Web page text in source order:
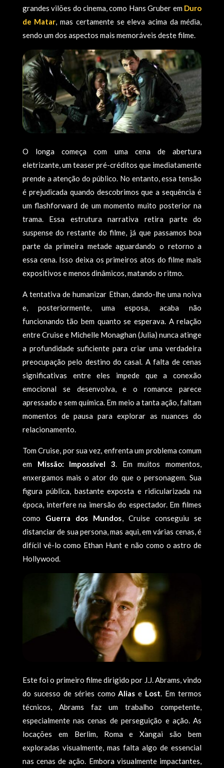
grandes vilões do cinema, como Hans Gruber em Duro
de Matar , mas certamente se eleva acima da média,
sendo um dos aspectos mais memoráveis deste filme.
O longa começa com uma cena de abertura
eletrizante, um teaser pré-créditos que imediatamente
prende a atenção do público. No entanto, essa tensão
é prejudicada quando descobrimos que a sequência é
um flashforward de um momento muito posterior na
trama. Essa estrutura narrativa retira parte do
suspense do restante do filme, já que passamos boa
parte da primeira metade aguardando o retorno a
essa cena. Isso deixa os primeiros atos do filme mais
expositivos e menos dinâmicos, matando o ritmo.
A tentativa de humanizar Ethan, dando-lhe uma noiva
e, posteriormente, uma esposa, acaba não
funcionando tão bem quanto se esperava. A relação
entre Cruise e Michelle Monaghan (Julia) nunca atinge
a profundidade suficiente para criar uma verdadeira
preocupação pelo destino do casal. A falta de cenas
significativas entre eles impede que a conexão
emocional se desenvolva, e o romance parece
apressado e sem química. Em meio a tanta ação, faltam
momentos de pausa para explorar as nuances do
relacionamento.
Tom Cruise, por sua vez, enfrenta um problema comum
em Missão: Impossível 3. Em muitos momentos,
enxergamos mais o ator do que o personagem. Sua
figura pública, bastante exposta e ridicularizada na
época, interfere na imersão do espectador. Em filmes
como Guerra dos Mundos, Cruise conseguiu se
distanciar de sua persona, mas aqui, em várias cenas, é
difícil vê-lo como Ethan Hunt e não como o astro de
Hollywood.
Este foi o primeiro filme dirigido por J.J. Abrams, vindo
do sucesso de séries comoAlias e Lost. Em termos
técnicos, Abrams faz um trabalho competente,
especialmente nas cenas de perseguição e ação. As
locações em Berlim, Roma e Xangai são bem
exploradas visualmente, mas falta algo de essencial
nas cenas de ação. Embora visualmente impactantes,